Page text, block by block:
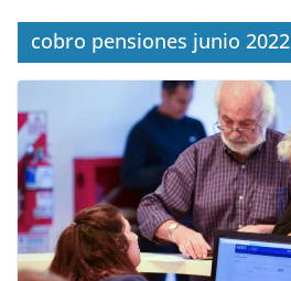
cobro pensiones junio 2022